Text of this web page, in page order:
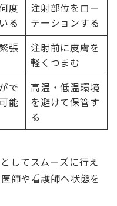
度
る
注射部位をロー
テーションする
張
注射前に皮膚を
軽くつまむ
で
能
高温・低温環境
を避けて保管す
る
してスムーズに行え
師や看護師へ状態を